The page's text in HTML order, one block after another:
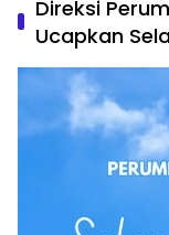
Direksi
Ucapkan